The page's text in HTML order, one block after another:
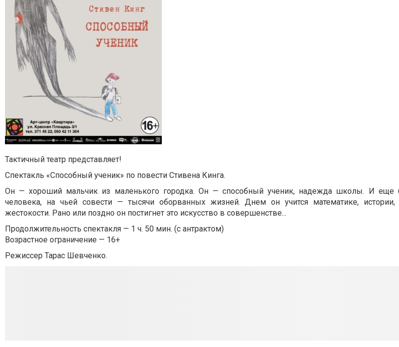
Тактичный театр представляет!
Спектакль «Способный ученик» по повести Стивена Кинга.
Он — хороший мальчик из маленького городка. Он — способный ученик, надежда школы. И еще
человека, на чьей совести — тысячи оборванных жизней. Днем он учится математике, истории,
жестокости. Рано или поздно он постигнет это искусство в совершенстве...
Продолжительность спектакля — 1 ч. 50 мин. (с антрактом)
Возрастное ограничение — 16+
Режиссер Тарас Шевченко.